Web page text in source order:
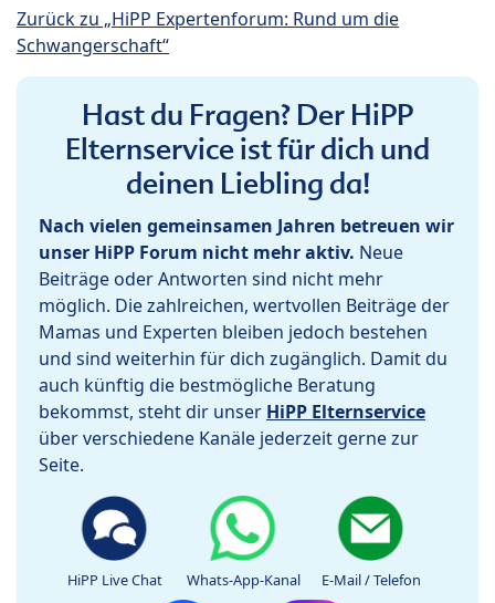
Zurück zu „HiPP Expertenforum: Rund um die
Schwangerschaft“
Hast du Fragen? Der HiPP
Elternservice ist für dich und
deinen Liebling da!
Nach vielen gemeinsamen Jahren betreuen wir
unser HiPP Forum nicht mehr aktiv. Neue
Beiträge oder Antworten sind nicht mehr
möglich. Die zahlreichen, wertvollen Beiträge der
Mamas und Experten bleiben jedoch bestehen
und sind weiterhin für dich zugänglich. Damit du
auch künftig die bestmögliche Beratung
bekommst, steht dir unser HiPP Elternservice
über verschiedene Kanäle jederzeit gerne zur
Seite.
HiPP Live Chat Whats-App-Kanal E-Mail / Telefon